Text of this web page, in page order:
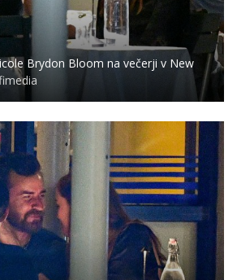
Brydon Bloom na večerji v New